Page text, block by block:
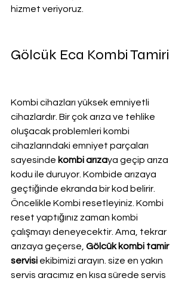
hizmet veriyoruz.
Gölcük Eca Kombi Tamiri
Kombi cihazları yüksek emniyetli
cihazlardır. Bir çok arıza ve tehlike
oluşacak problemleri kombi
cihazlarındaki emniyet parçaları
sayesinde kombi arızaya geçip arıza
kodu ile duruyor. Kombide arızaya
geçtiğinde ekranda bir kod belirir.
Öncelikle Kombi resetleyiniz. Kombi
reset yaptığınız zaman kombi
çalışmayı deneyecektir. Ama, tekrar
arızaya geçerse, Gölcük kombi tamir
servisi ekibimizi arayın. size en yakın
servis aracımız en kısa sürede servis